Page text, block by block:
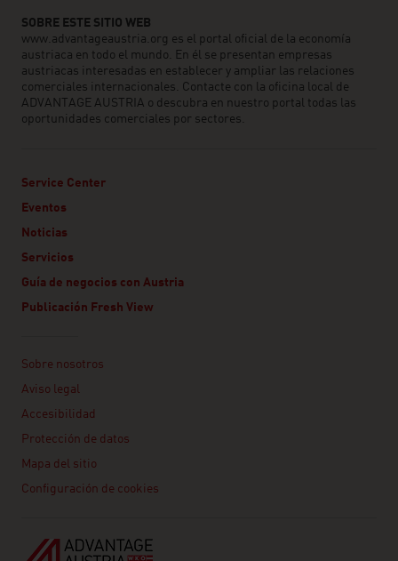
SOBRE ESTE SITIO WEB
www.advantageaustria.org es el portal oficial de la economía
austriaca en todo el mundo. En él se presentan empresas
austriacas interesadas en establecer y ampliar las relaciones
comerciales internacionales. Contacte con la oficina local de
ADVANTAGE AUSTRIA o descubra en nuestro portal todas las
oportunidades comerciales por sectores.
Service Center
Eventos
Noticias
Servicios
Guía de negocios con Austria
Publicación Fresh View
Sobre nosotros
Aviso legal
Accesibilidad
Protección de datos
Mapa del sitio
Configuración de cookies